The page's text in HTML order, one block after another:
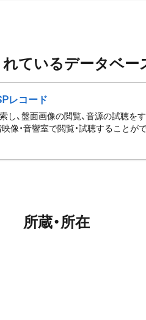
ているデータベー
レコード
、盤面画像の閲覧、音源の試聴を
像・音響室で閲覧・試聴することがで
所蔵・所在